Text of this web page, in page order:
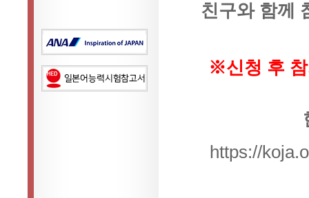
친구와 함께
※신청 후 참
https://